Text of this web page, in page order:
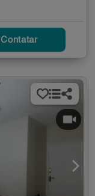
Contatar